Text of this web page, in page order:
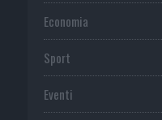
Economia
Sport
Eventi